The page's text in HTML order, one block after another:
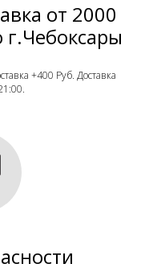
от 2000
г.Чебоксары
+400 Руб. Доставка